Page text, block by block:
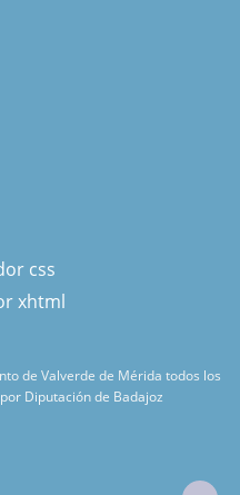
de Valverde de Mérida todos los
Diputación de Badajoz